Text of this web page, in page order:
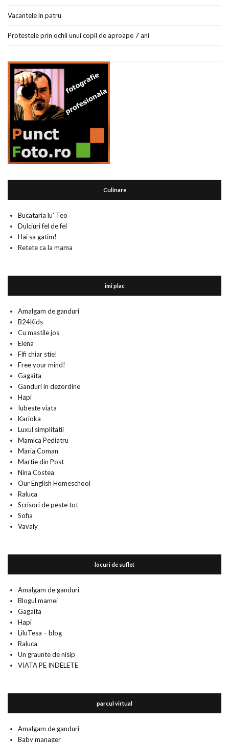
Vacantele in patru
Protestele prin ochii unui copil de aproape 7 ani
Culinare
Bucataria lu' Teo
Dulciuri fel de fel
Hai sa gatim!
Retete ca la mama
imi plac
Amalgam de ganduri
B24Kids
Cu mastile jos
Elena
Fifi chiar stie!
Free your mind!
Gagaita
Ganduri in dezordine
Hapi
Iubeste viata
Karioka
Luxul simplitatii
Mamica Pediatru
Maria Coman
Martie din Post
Nina Costea
Our English Homeschool
Raluca
Scrisori de peste tot
Sofia
Vavaly
locuri de suflet
Amalgam de ganduri
Blogul mamei
Gagaita
Hapi
LiluTesa – blog
Raluca
Un graunte de nisip
VIATA PE INDELETE
parcul virtual
Amalgam de ganduri
Baby manager